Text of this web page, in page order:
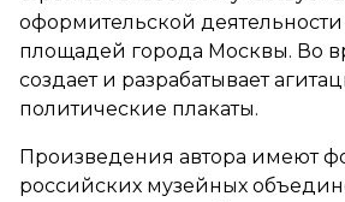
оформительской
площадей города Москвы. Во
создает и разрабатывает
политические плакаты.
Произведения автора имеют
российских музейных